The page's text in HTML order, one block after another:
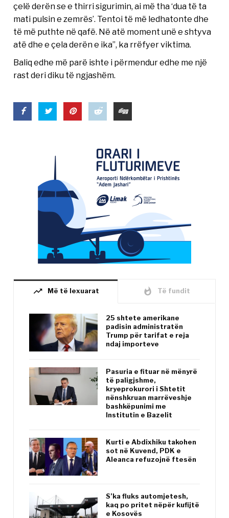
çelë derën se e thirri sigurimin, ai më tha ‘dua të ta
mati pulsin e zemrës’. Tentoi të më ledhatonte dhe
të më puthte në qafë. Në atë moment unë e shtyva
atë dhe e çela derën e ika”, ka rrëfyer viktima.
Baliq edhe më parë ishte i përmendur edhe me një
rast deri diku të ngjashëm.
trending_up Më të lexuarat whatshot Të fundit
25 shtete amerikane
padisin administratën
Trump për tarifat e reja
ndaj importeve
Pasuria e fituar në mënyrë
të paligjshme,
kryeprokurori i Shtetit
nënshkruan marrëveshje
bashkëpunimi me
Institutin e Bazelit
Kurti e Abdixhiku takohen
sot në Kuvend, PDK e
Aleanca refuzojnë ftesën
S’ka fluks automjetesh,
kaq po pritet nëpër kufijtë
e Kosovës